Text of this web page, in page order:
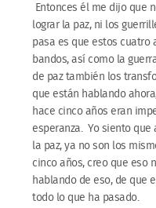
Entonces él me dijo que
lograr la paz, ni los
pasa es que estos cuatro
bandos, así como la
de paz también los
que están hablando
hace cinco años eran
esperanza. Yo siento
la paz, ya no son los
cinco años, creo que eso
hablando de eso, de que
todo lo que ha pasado.